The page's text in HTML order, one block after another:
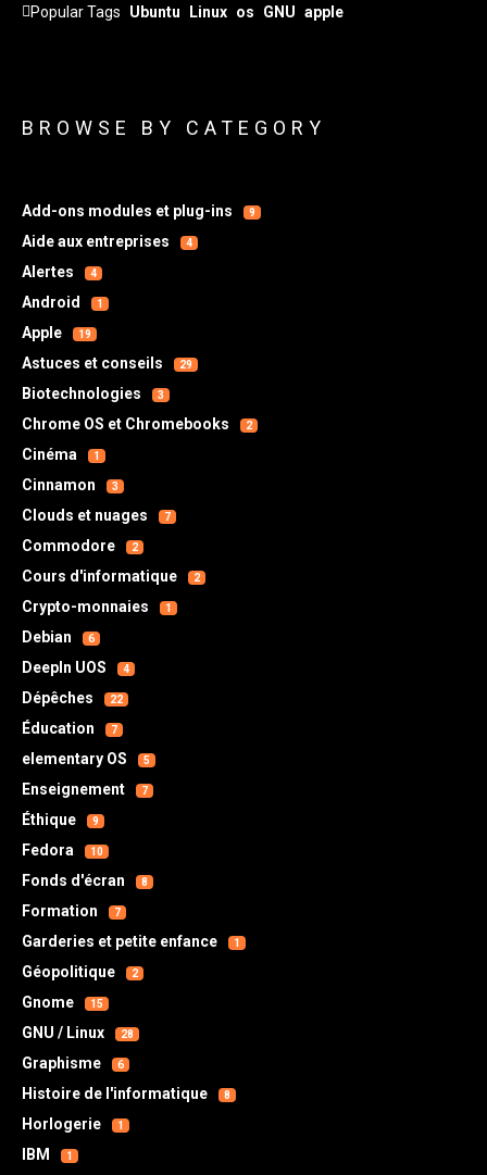
Popular Tags Ubuntu Linux os GNU apple
BROWSE BY CATEGORY
Add-ons modules et plug-ins 9
Aide aux entreprises 4
Alertes 4
Android 1
Apple 19
Astuces et conseils 29
Biotechnologies 3
Chrome OS et Chromebooks 2
Cinéma 1
Cinnamon 3
Clouds et nuages 7
Commodore 2
Cours d'informatique 2
Crypto-monnaies 1
Debian 6
DeepIn UOS 4
Dépêches 22
Éducation 7
elementary OS 5
Enseignement 7
Éthique 9
Fedora 10
Fonds d'écran 8
Formation 7
Garderies et petite enfance 1
Géopolitique 2
Gnome 15
GNU / Linux 28
Graphisme 6
Histoire de l'informatique 8
Horlogerie 1
IBM 1